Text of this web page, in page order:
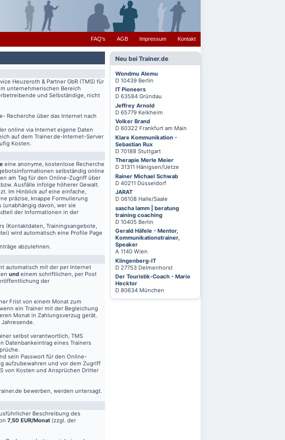
FAQ's AGB Impressum Kontakt
Neu bei Trainer.de
Wondmu Alemu
D 10439 Berlin
IT Pioneers
D 63584 Gründau
Jeffrey Arnold
D 65779 Kelkheim
Volker Brand
D 60322 Frankfurt am Main
Klare Kommunikation -
Sebastian Rux
D 70188 Stuttgart
Therapie Merle Meier
D 31311 Hänigsen/Uetze
Rainer Michael Schwab
D 40211 Düsseldorf
JARAT
D 06108 Halle/Saale
sascha lamm | beratung
training coaching
D 10405 Berlin
Gerald Häfele - Mentor,
Kommunikationstrainer,
Speaker
A 1140 Wien
Klingenberg-IT
D 27753 Delmenhorst
Der Touristik-Coach - Mario
Hecktor
D 80634 München
Heuzeroth & Partner GbR (TMS) für
unternehmerischen Bereich
und Selbständige, nicht
Recherche über das Internet nach
online via Internet eigene Daten
auf dem Trainer.de-Internet-Server
Kosten.
eine anonyme, kostenlose Recherche
selbständig online
am Tag für den Online-Zugriff über
Ausfälle infolge höherer Gewalt.
Im Hinblick auf eine einfache,
präzise, knappe Formulierung
davon, wer sie
der Informationen in der
(Kontaktdaten, Trainingsangebote,
wird automatisch eine Profile Page
abzulehnen.
automatisch mit der per Internet
und einem schriftlichen, per Post
der
Frist von einem Monat zum
ein Trainer mit der Begleichung
Monat in Zahlungsverzug gerät.
selbst verantwortlich, TMS
Datenbankeintrag eines Trainers
sein Passwort für den Online-
aufzubewahren und vor dem Zugriff
von Kosten und Ansprüchen Dritter
bewerben, werden untersagt.
Beschreibung des
7,50 EUR/Monat (zzgl. der